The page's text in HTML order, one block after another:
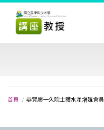
首頁 / 恭賀廖一久院士獲水產增殖會員